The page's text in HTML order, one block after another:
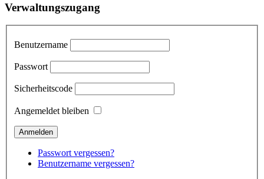
Verwaltungszugang
Benutzername
Passwort
Sicherheitscode
Angemeldet bleiben
Passwort vergessen?
Benutzername vergessen?